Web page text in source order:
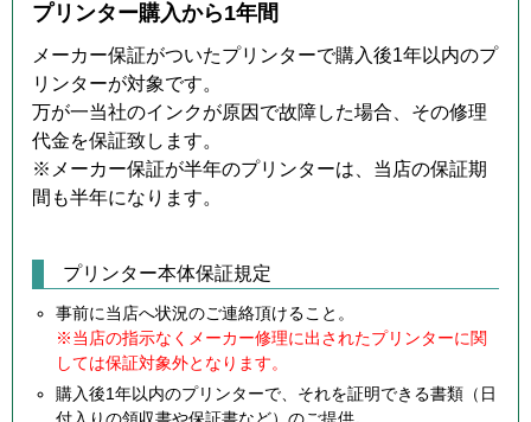
プリンター購入から1年間
メーカー保証がついたプリンターで購入後1年以内のプ
リンターが対象です。
万が一当社のインクが原因で故障した場合、その修理
代金を保証致します。
※メーカー保証が半年のプリンターは、当店の保証期
間も半年になります。
プリンター本体保証規定
事前に当店へ状況のご連絡頂けること。
※当店の指示なくメーカー修理に出されたプリンターに関
しては保証対象外となります。
購入後1年以内のプリンターで、それを証明できる書類（日